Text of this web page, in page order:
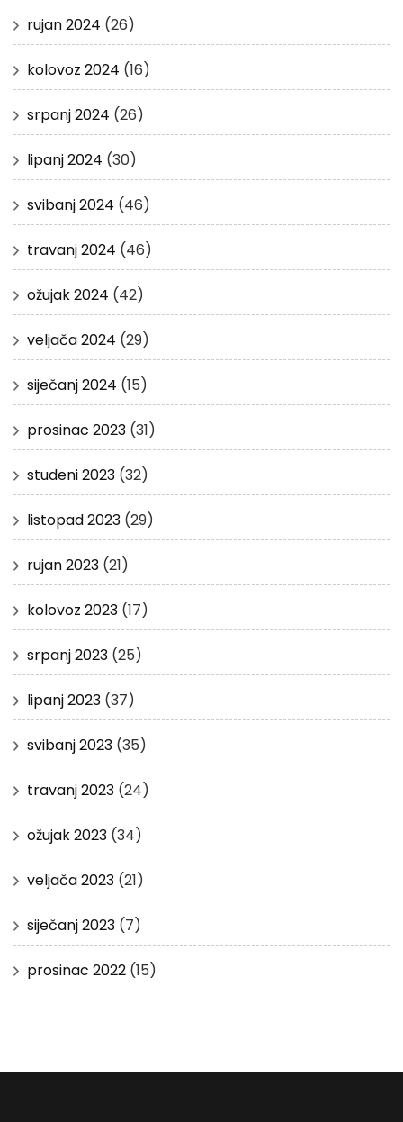
rujan 2024 (26)
kolovoz 2024 (16)
srpanj 2024 (26)
lipanj 2024 (30)
svibanj 2024 (46)
travanj 2024 (46)
ožujak 2024 (42)
veljača 2024 (29)
siječanj 2024 (15)
prosinac 2023 (31)
studeni 2023 (32)
listopad 2023 (29)
rujan 2023 (21)
kolovoz 2023 (17)
srpanj 2023 (25)
lipanj 2023 (37)
svibanj 2023 (35)
travanj 2023 (24)
ožujak 2023 (34)
veljača 2023 (21)
siječanj 2023 (7)
prosinac 2022 (15)